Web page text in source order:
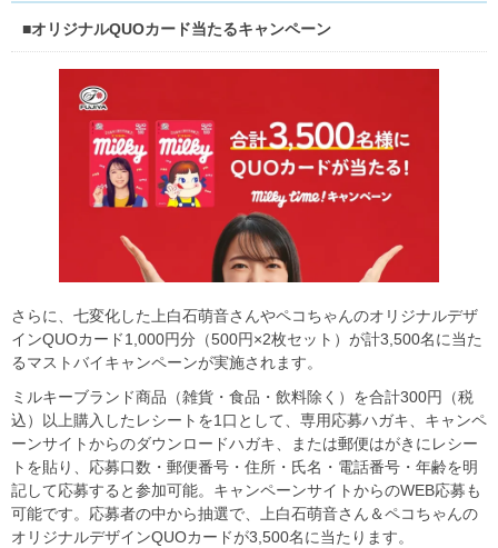
■オリジナルQUOカード当たるキャンペーン
さらに、七変化した上白石萌音さんやペコちゃんのオリジナルデザ
インQUOカード1,000円分（500円×2枚セット）が計3,500名に当た
るマストバイキャンペーンが実施されます。
ミルキーブランド商品（雑貨・食品・飲料除く）を合計300円（税
込）以上購入したレシートを1口として、専用応募ハガキ、キャンペ
ーンサイトからのダウンロードハガキ、または郵便はがきにレシー
トを貼り、応募口数・郵便番号・住所・氏名・電話番号・年齢を明
記して応募すると参加可能。キャンペーンサイトからのWEB応募も
可能です。応募者の中から抽選で、上白石萌音さん＆ペコちゃんの
オリジナルデザインQUOカードが3,500名に当たります。